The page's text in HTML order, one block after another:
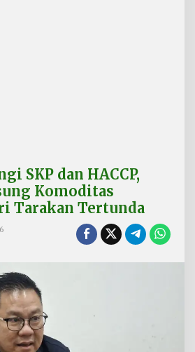
S
SKP dan HACCP,
Komoditas
Tarakan Tertunda